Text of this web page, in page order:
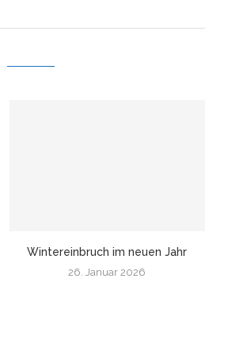
Wintereinbruch im neuen Jahr
26. Januar 2026